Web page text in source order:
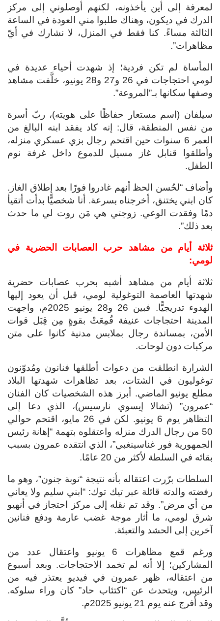
لمعرفة إلى أين يأخذونه، لكنهم أوصلوني إلى مركز
الدرك في ديكون، وهناك طلبوا مني العودة في الساعة
الثالثة مساءً. كنا فقط في المنزل، لا نشارك في أيّ
مظاهرات”.
المأساة لم تكن فردية؛ إذ شهدت أحياء عديدة في
لومي احتجاجات في 26 و27 و28 يونيو، خلَّفت مشاهد
وصفها سكانها بـ”المروعة”.
سيلفان (اسم مستعار حفاظًا على هويته)، ربّ أسرة
من نفس المنطقة، قال: إنه كاد يفقد ابنه البالغ من
العمر 6 سنوات حين اقتحم رجال بزي عسكري منزله،
وأطلقوا قنابل غاز مسيل للدموع داخل غرفة نوم
الطفل.
وأضاف “لحُسن الحظ أنهم غادروا فورًا بعد إطلاق الغاز.
كان ابني يختنق، أخرجناه بسرعة. أنا شخصيًّا بدأت أتقيأ
دمًا وفقدت الوعي. زوجتي هي مَن روت لي ما حدث
بعد ذلك”.
ثلاثة أيام من مشاهد حرب العصابات الحضرية في
لومي:
ثلاثة أيام من مشاهد أشبه بحرب عصابات حضرية
شهدتها العاصمة التوغولية لومي، قبل أن يعود إليها
الهدوء تدريجيًّا. فبين 26 و28 يونيو 2025م، واجهت
المدينة احتجاجات عنيفة قُمِعَتْ بقوةٍ مِن قِبَل قوات
الأمن، بمساندة رجال بملابس مدنية كانوا على متن
مركبات دون لوحات.
الشرارة انطلقت من دعوات أطلقها فنانون ومُدوّنون
توغوليون في الشتات، بعد تظاهرات شهدتها البلاد
مطلع يونيو الماضي. أبرز هذه الشخصيات كان الفنان
“عمرون” (تشالا إيسوي نارسيس)، الذي دعا إلى
التظاهر يوم 6 يونيو. لكن في 26 مايو، اقتحم حوالي
50 من رجال الدرك منزله واعتقلوه بتهمة “إهانة رئيس
الجمهورية فور غناسينغبي”، الذي انتقده عمرون بسبب
بقائه في السلطة لأكثر من 20 عامًا.
السلطات برّرت اعتقاله بأنه نتيجة “نوبة جنون”، وهو ما
رفضته والدته قائلة عبر تيك توك: “ابني سليم ولا يعاني
من أي مرض”. وقد تم نقله إلى مركز احتجاز في أنهيو
شرق لومي، ما أثار موجة غضب عارمة ودفع فنانين
آخرين إلى الحشد والتعبئة.
ورغم قمع مظاهرات 6 يونيو واعتقال عدد من
المشاركين؛ إلا أنه لم تخمد الاحتجاجات. وبعد أسبوع
من اعتقاله، ظهر عمرون في فيديو يعتذر فيه من
الرئيس، ويتحدث عن “اكتئاب حاد” كان وراء سلوكه.
وقد أُفرج عنه يوم 21 يونيو 2025م.